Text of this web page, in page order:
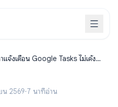
จ้งเตือน Google Tasks ไม่เด้ง
2569·7 นาทีอ่าน